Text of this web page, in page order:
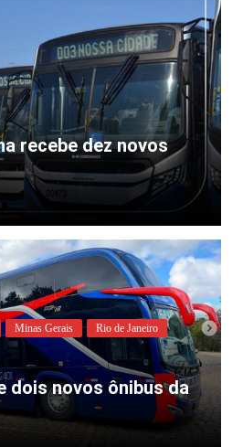
recebe dez novos
Minas Gerais Rio de Janeiro
dois novos ônibus da